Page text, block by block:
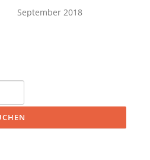
September 2018